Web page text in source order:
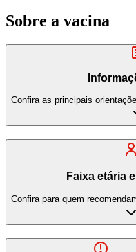
Sobre a vacina
Confira as principais
Faixa etária
Confira para quem